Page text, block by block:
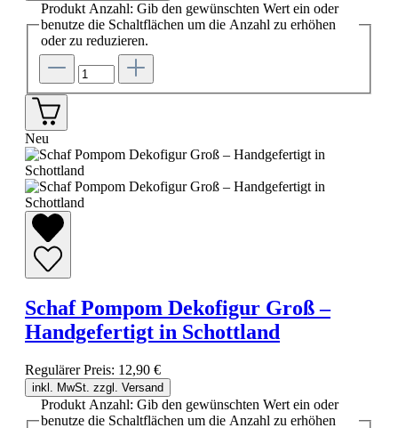
Produkt Anzahl: Gib den gewünschten Wert ein oder
benutze die Schaltflächen um die Anzahl zu erhöhen
oder zu reduzieren.
Neu
Schaf Pompom Dekofigur Groß –
Handgefertigt in Schottland
Regulärer Preis: 12,90 €
inkl. MwSt. zzgl. Versand
Produkt Anzahl: Gib den gewünschten Wert ein oder
benutze die Schaltflächen um die Anzahl zu erhöhen